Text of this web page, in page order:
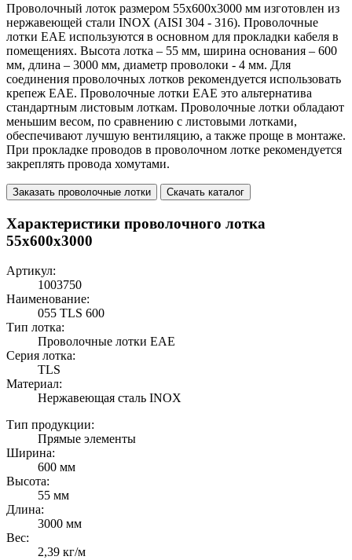
Проволочный лоток размером 55x600x3000 мм изготовлен из
нержавеющей стали INOX (AISI 304 - 316). Проволочные
лотки EAE используются в основном для прокладки кабеля в
помещениях. Высота лотка – 55 мм, ширина основания – 600
мм, длина – 3000 мм, диаметр проволоки - 4 мм. Для
соединения проволочных лотков рекомендуется использовать
крепеж EAE. Проволочные лотки EAE это альтернатива
стандартным листовым лоткам. Проволочные лотки обладают
меньшим весом, по сравнению с листовыми лотками,
обеспечивают лучшую вентиляцию, а также проще в монтаже.
При прокладке проводов в проволочном лотке рекомендуется
закреплять провода хомутами.
Заказать проволочные лотки Скачать каталог
Характеристики проволочного лотка
55x600x3000
Артикул:
1003750
Наименование:
055 TLS 600
Тип лотка:
Проволочные лотки EAE
Серия лотка:
TLS
Материал:
Нержавеющая сталь INOX
Тип продукции:
Прямые элементы
Ширина:
600 мм
Высота:
55 мм
Длина:
3000 мм
Вес:
2,39 кг/м